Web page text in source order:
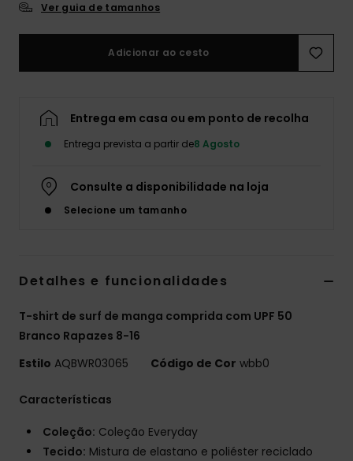
Ver guia de tamanhos
Adicionar ao cesto
Entrega em casa ou em ponto de recolha
Entrega prevista a partir de8 Agosto
Consulte a disponibilidade na loja
Selecione um tamanho
Detalhes e funcionalidades
T-shirt de surf de manga comprida com UPF 50
Branco Rapazes 8-16
Estilo AQBWR03065 Código de Cor wbb0
Características
Coleção: Coleção Everyday
Tecido: Mistura de elastano e poliéster reciclado